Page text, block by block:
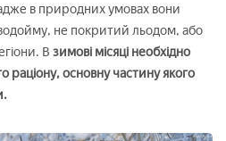
в природних умовах вони
не покритий льодом, або
В зимові місяці необхідно
раціону, основну частину якого